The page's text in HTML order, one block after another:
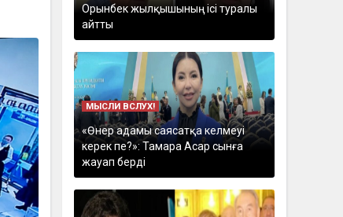
Орынбек жылқышының ісі туралы
айтты
МЫСЛИ ВСЛУХ!
«Өнер адамы саясатқа келмеуі
керек пе?»: Тамара Асар сынға
жауап берді